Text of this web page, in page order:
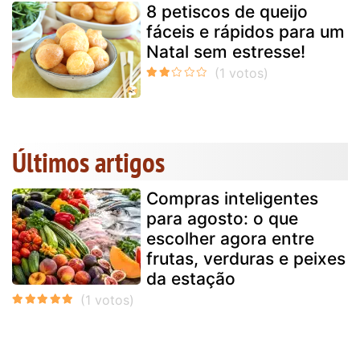
8 petiscos de queijo
fáceis e rápidos para um
Natal sem estresse!
Últimos artigos
Compras inteligentes
para agosto: o que
escolher agora entre
frutas, verduras e peixes
da estação